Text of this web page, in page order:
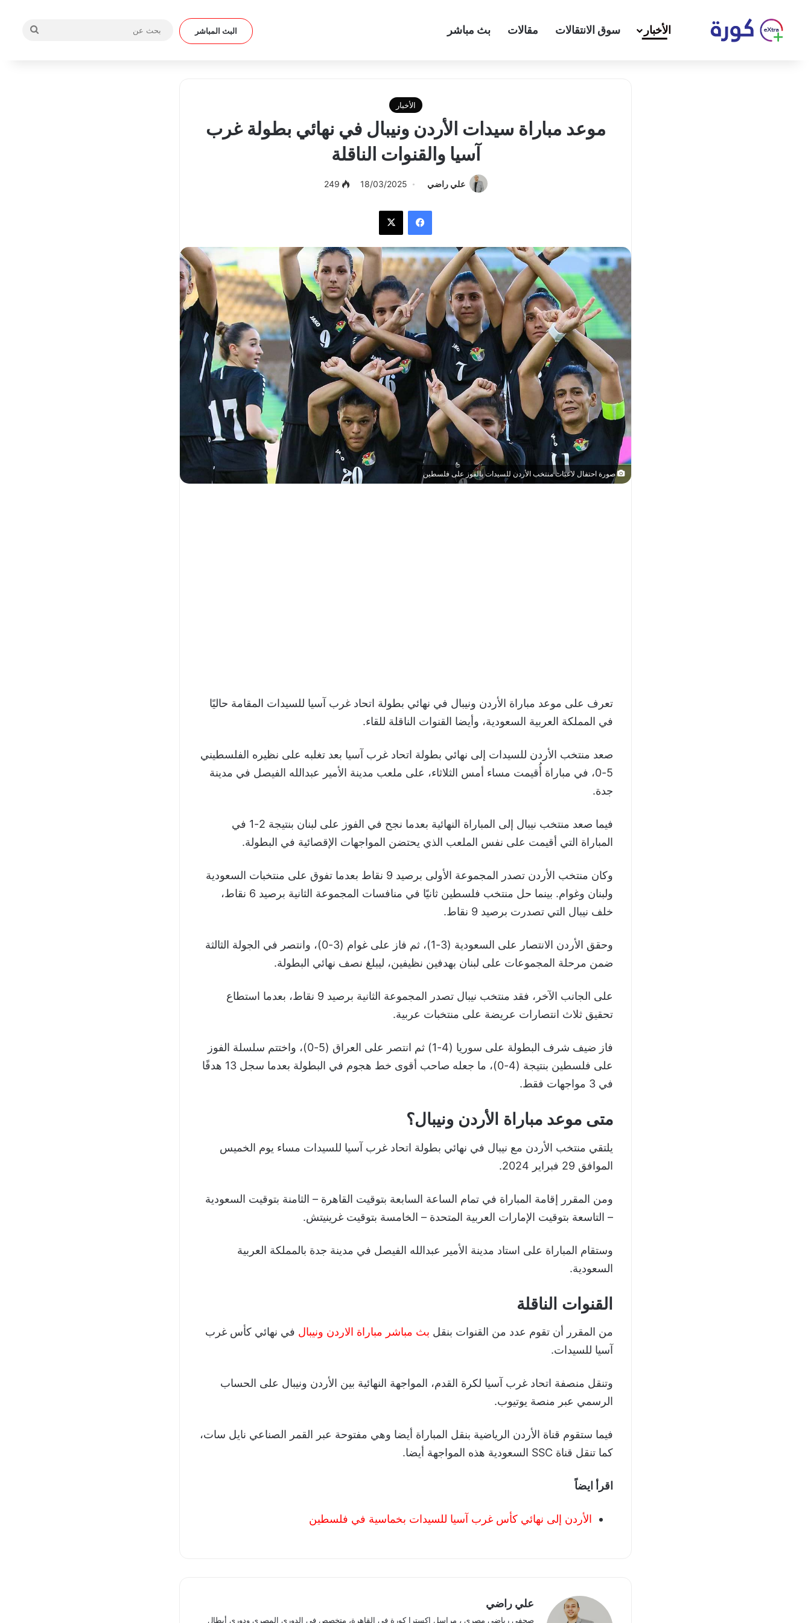
الأخبار سوق الانتقالات مقالات بث مباشر البث المباشر
الأخبار
موعد مباراة سيدات الأردن ونيبال في نهائي بطولة غرب
آسيا والقنوات الناقلة
علي راضي 18/03/2025
249
فيسبوك
صورة احتفال لاعبات منتخب الأردن للسيدات بالفوز على فلسطين
تعرف على موعد مباراة الأردن ونيبال في نهائي بطولة اتحاد غرب آسيا للسيدات المقامة حاليًا
في المملكة العربية السعودية، وأيضا القنوات الناقلة للقاء.
صعد منتخب الأردن للسيدات إلى نهائي بطولة اتحاد غرب آسيا بعد تغلبه على نظيره الفلسطيني
5-0، في مباراة أُقيمت مساء أمس الثلاثاء، على ملعب مدينة الأمير عبدالله الفيصل في مدينة
جدة.
فيما صعد منتخب نيبال إلى المباراة النهائية بعدما نجح في الفوز على لبنان بنتيجة 2-1 في
المباراة التي أقيمت على نفس الملعب الذي يحتضن المواجهات الإقصائية في البطولة.
وكان منتخب الأردن تصدر المجموعة الأولى برصيد 9 نقاط بعدما تفوق على منتخبات السعودية
ولبنان وغوام. بينما حل منتخب فلسطين ثانيًا في منافسات المجموعة الثانية برصيد 6 نقاط،
خلف نيبال التي تصدرت برصيد 9 نقاط.
وحقق الأردن الانتصار على السعودية (3-1)، ثم فاز على غوام (3-0)، وانتصر في الجولة الثالثة
ضمن مرحلة المجموعات على لبنان بهدفين نظيفين، ليبلغ نصف نهائي البطولة.
على الجانب الآخر، فقد منتخب نيبال تصدر المجموعة الثانية برصيد 9 نقاط، بعدما استطاع
تحقيق ثلاث انتصارات عريضة على منتخبات عربية.
فاز ضيف شرف البطولة على سوريا (4-1) ثم انتصر على العراق (5-0)، واختتم سلسلة الفوز
على فلسطين بنتيجة (4-0)، ما جعله صاحب أقوى خط هجوم في البطولة بعدما سجل 13 هدفًا
في 3 مواجهات فقط.
متى موعد مباراة الأردن ونيبال؟
يلتقي منتخب الأردن مع نيبال في نهائي بطولة اتحاد غرب آسيا للسيدات مساء يوم الخميس
الموافق 29 فبراير 2024.
ومن المقرر إقامة المباراة في تمام الساعة السابعة بتوقيت القاهرة – الثامنة بتوقيت السعودية
– التاسعة بتوقيت الإمارات العربية المتحدة – الخامسة بتوقيت غرينيتش.
وستقام المباراة على استاد مدينة الأمير عبدالله الفيصل في مدينة جدة بالمملكة العربية
السعودية.
القنوات الناقلة
من المقرر أن تقوم عدد من القنوات بنقل بث مباشر مباراة الاردن ونيبال في نهائي كأس غرب
آسيا للسيدات.
وتنقل منصفة اتحاد غرب آسيا لكرة القدم، المواجهة النهائية بين الأردن ونيبال على الحساب
الرسمي عبر منصة يوتيوب.
فيما ستقوم قناة الأردن الرياضية بنقل المباراة أيضا وهي مفتوحة عبر القمر الصناعي نايل سات،
كما تنقل قناة SSC السعودية هذه المواجهة أيضا.
اقرأ ايضاً
الأردن إلى نهائي كأس غرب آسيا للسيدات بخماسية في فلسطين
علي راضي
صحفي رياضي مصري ، مراسل اكسترا كورة في القاهرة، متخصص في الدوري المصري ودوري أبطال